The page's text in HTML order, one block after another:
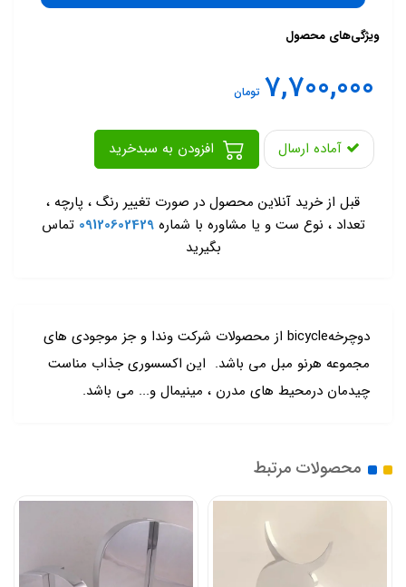
ویژگی‌های محصول
7,700,000 تومان
آماده ارسال
قبل از خرید آنلاین محصول در صورت تغییر رنگ ، پارچه ،
تعداد ، نوع ست و یا مشاوره با شماره09120602429 تماس
بگیرید
دوچرخهbicycle از محصولات شرکت وندا و جز موجودی های
مجموعه هرنو مبل می باشد. این اکسسوری جذاب مناست
چیدمان درمحیط های مدرن ، مینیمال و... می باشد.
محصولات مرتبط